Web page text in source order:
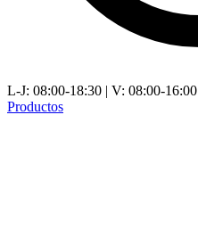
L-J: 08:00-18:30 | V: 08:00-16:00
Productos